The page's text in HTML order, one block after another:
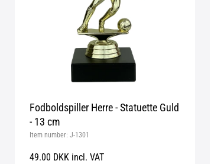
Fodboldspiller Herre - Statuette Guld
- 13 cm
Item number: J-1301
49.00 DKK incl. VAT